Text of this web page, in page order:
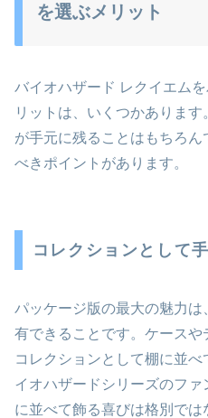
を選ぶメリット
バイオハザード レクイエム
リットは、いくつかありま
が手元に残ることはもちろ
べきポイントがあります。
コレクションとして
パッケージ版の最大の魅力
有できることです。ケースや
コレクションとして棚に並
イオハザードシリーズのフ
に並べて飾る喜びは格別では